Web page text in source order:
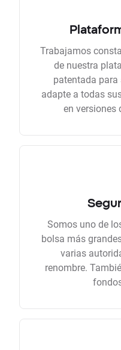
Trabajamos
de nuestra
patentada para
adapte a todas
en versiones
Somos uno de
bolsa más
varias
renombre.